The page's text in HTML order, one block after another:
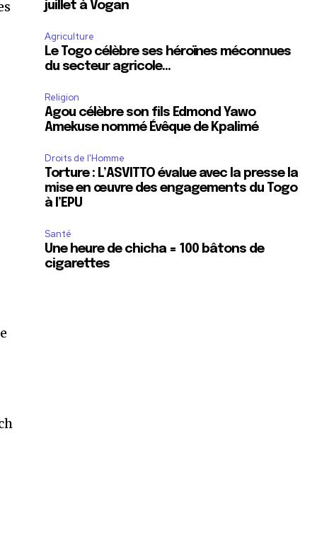
juillet à Vogan
Agriculture
Le Togo célèbre ses héroïnes méconnues
du secteur agricole…
Religion
Agou célèbre son fils Edmond Yawo
Amekuse nommé Évêque de Kpalimé
Droits de l'Homme
Torture : L’ASVITTO évalue avec la presse la
mise en œuvre des engagements du Togo
à l’EPU
Santé
Une heure de chicha = 100 bâtons de
cigarettes